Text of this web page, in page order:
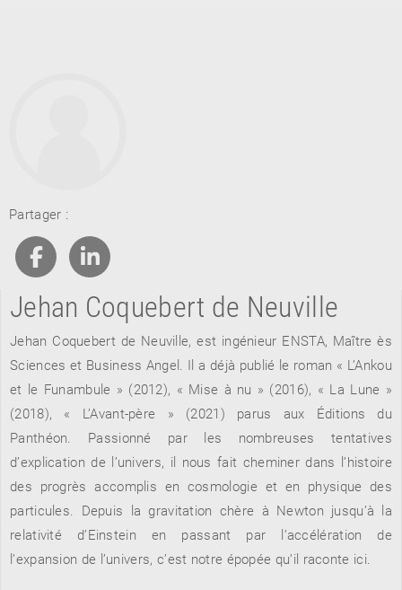
À PARAÎTRE
TOUT LE CATALOGUE
RETOUR
AVIS
RENCONTRE AVEC…
RETOUR
A LA UNE
REVUE DE PRESSE
Partager :
Jehan Coquebert de Neuville
Jehan Coquebert de Neuville, est ingénieur ENSTA, Maître ès
Sciences et Business Angel. Il a déjà publié le roman « L’Ankou
et le Funambule » (2012), « Mise à nu » (2016), « La Lune »
(2018), « L’Avant-père » (2021) parus aux Éditions du
Panthéon. Passionné par les nombreuses tentatives
d’explication de l’univers, il nous fait cheminer dans l’histoire
des progrès accomplis en cosmologie et en physique des
particules. Depuis la gravitation chère à Newton jusqu’à la
relativité d’Einstein en passant par l’accélération de
l’expansion de l’univers, c’est notre épopée qu’il raconte ici.